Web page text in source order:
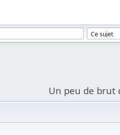
Un peu de brut